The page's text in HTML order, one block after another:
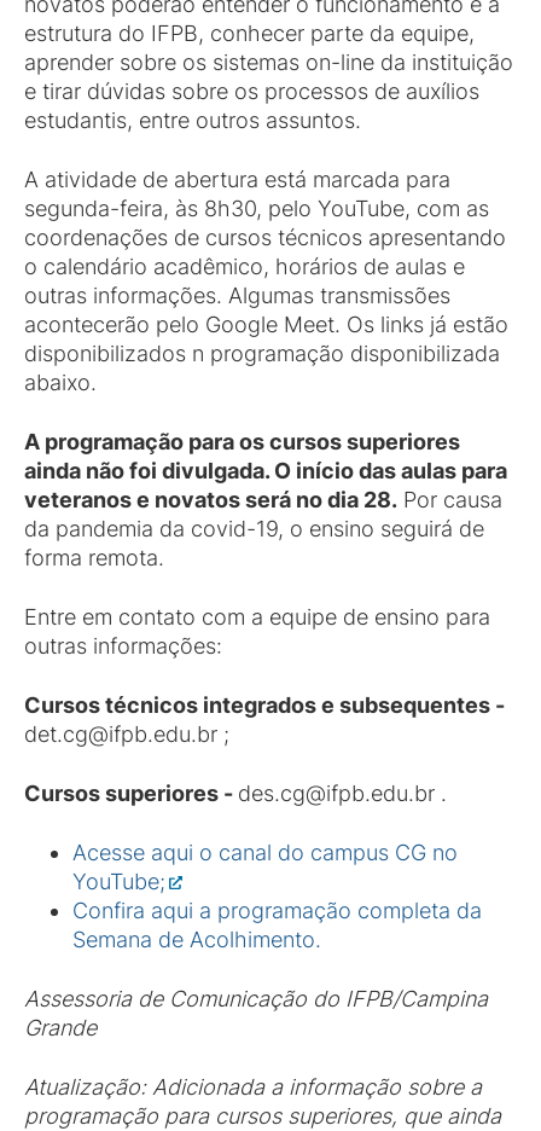
estrutura do IFPB, conhecer parte da equipe,
aprender sobre os sistemas on-line da instituição
e tirar dúvidas sobre os processos de auxílios
estudantis, entre outros assuntos.
A atividade de abertura está marcada para
segunda-feira, às 8h30, pelo YouTube, com as
coordenações de cursos técnicos apresentando
o calendário acadêmico, horários de aulas e
outras informações. Algumas transmissões
acontecerão pelo Google Meet. Os links já estão
disponibilizados n programação disponibilizada
abaixo.
A programação para os cursos superiores
ainda não foi divulgada. O início das aulas para
veteranos e novatos será no dia 28. Por causa
da pandemia da covid-19, o ensino seguirá de
forma remota.
Entre em contato com a equipe de ensino para
outras informações:
Cursos técnicos integrados e subsequentes -
det.cg@ifpb.edu.br ;
Cursos superiores - des.cg@ifpb.edu.br .
Acesse aqui o canal do campus CG no
YouTube;
Confira aqui a programação completa da
Semana de Acolhimento.
Assessoria de Comunicação do IFPB/Campina
Grande
Atualização: Adicionada a informação sobre a
programação para cursos superiores, que ainda